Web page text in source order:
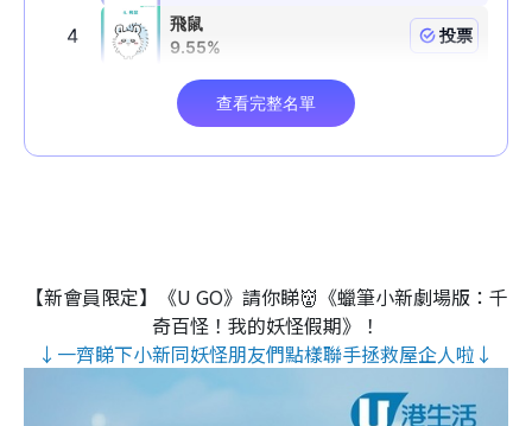
【新會員限定】《U GO》請你睇👹《蠟筆小新劇場版：千
奇百怪！我的妖怪假期》！
↓一齊睇下小新同妖怪朋友們點樣聯手拯救屋企人啦↓